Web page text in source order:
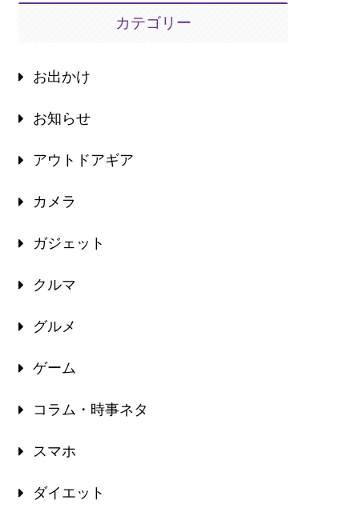
カテゴリー
お出かけ
お知らせ
アウトドアギア
カメラ
ガジェット
クルマ
グルメ
ゲーム
コラム・時事ネタ
スマホ
ダイエット